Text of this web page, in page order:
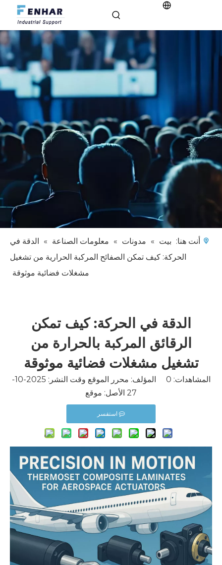
أنت هنا: بيت » مدونات » معلومات الصناعة » الدقة في
الحركة: كيف تمكن الصفائح المركبة الحرارية من تشغيل
مشغلات فضائية موثوقة
الدقة في الحركة: كيف تمكن
الرقائق المركبة بالحرارة من
تشغيل مشغلات فضائية موثوقة
المشاهدات: 0
المؤلف: محرر الموقع وقت النشر: 2025-10-
27 الأصل:
موقع
استفسر